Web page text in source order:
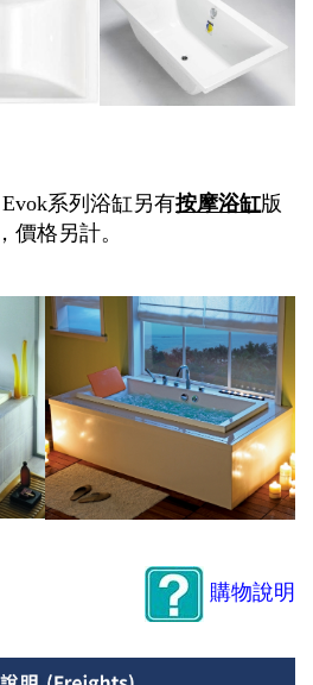
系列浴缸另有按摩浴缸版
價格另計。
購物說明